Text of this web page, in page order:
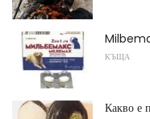
КЪЩА
Какво е